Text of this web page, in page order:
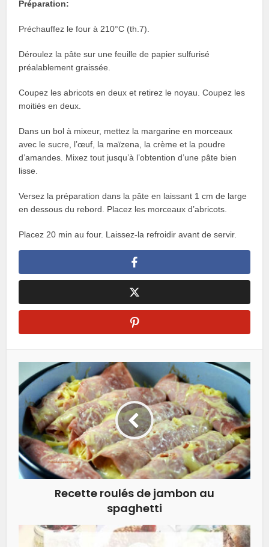
Préparation:
Préchauffez le four à 210°C (th.7).
Déroulez la pâte sur une feuille de papier sulfurisé
préalablement graissée.
Coupez les abricots en deux et retirez le noyau. Coupez les
moitiés en deux.
Dans un bol à mixeur, mettez la margarine en morceaux
avec le sucre, l’œuf, la maïzena, la crème et la poudre
d’amandes. Mixez tout jusqu’à l’obtention d’une pâte bien
lisse.
Versez la préparation dans la pâte en laissant 1 cm de large
en dessous du rebord. Placez les morceaux d’abricots.
Placez 20 min au four. Laissez-la refroidir avant de servir.
Recette roulés de jambon au
spaghetti